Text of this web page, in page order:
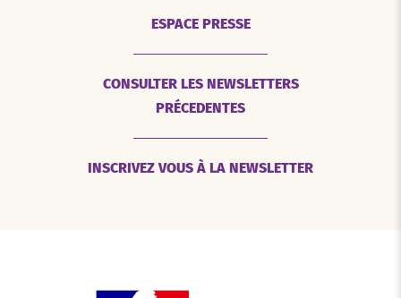
ESPACE PRESSE
CONSULTER LES NEWSLETTERS
PRÉCEDENTES
INSCRIVEZ VOUS À LA NEWSLETTER